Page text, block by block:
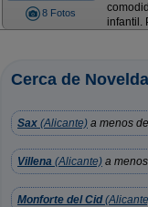
8 Fotos
infantil.
Cerca de
Sax (Alicante) a menos
Villena (Alicante) a
Monforte del Cid